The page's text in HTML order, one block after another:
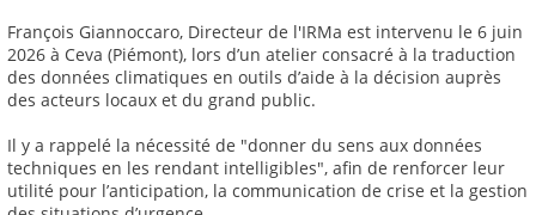
François Giannoccaro, Directeur de l'IRMa est intervenu le 6 juin
2026 à Ceva (Piémont), lors d’un atelier consacré à la traduction
des données climatiques en outils d’aide à la décision auprès
des acteurs locaux et du grand public.
Il y a rappelé la nécessité de "donner du sens aux données
techniques en les rendant intelligibles", afin de renforcer leur
utilité pour l’anticipation, la communication de crise et la gestion